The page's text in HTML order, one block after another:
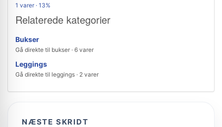
1 varer · 13%
Relaterede kategorier
Bukser
Gå direkte til bukser · 6 varer
Leggings
Gå direkte til leggings · 2 varer
NÆSTE SKRIDT